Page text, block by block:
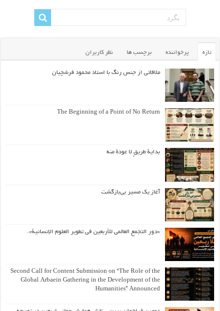
تازه پرخواننده برچسب ها نظر کاربران
ملاقاتی از جنس رنگ با استاد محمود فرشچیان
The Beginning of a Point of No Return
بداية طريقٍ لا عودة منه
آغاز یک مسیر بی‌بازگشت
«دور التجمع العالمي للأربعين في تطوير العلوم الإنسانية».
Second Call for Content Submission on “The Role of the
Global Arbaein Gathering in the Development of the
Humanities” Announced